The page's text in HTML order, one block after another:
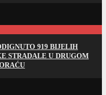
919 BIJELIH
STRADALE U DRUGOM